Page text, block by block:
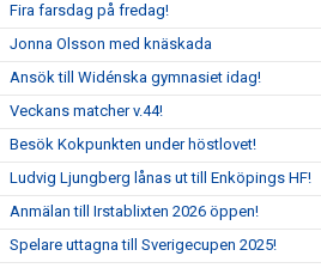
Fira farsdag på fredag!
Jonna Olsson med knäskada
Ansök till Widénska gymnasiet idag!
Veckans matcher v.44!
Besök Kokpunkten under höstlovet!
Ludvig Ljungberg lånas ut till Enköpings HF!
Anmälan till Irstablixten 2026 öppen!
Spelare uttagna till Sverigecupen 2025!